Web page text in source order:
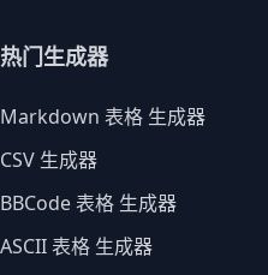
热门生成器
Markdown 表格 生成器
CSV 生成器
BBCode 表格 生成器
ASCII 表格 生成器